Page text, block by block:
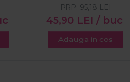
45,90 LEI / buc
PRP: 95,18 LEI
Adauga in cos